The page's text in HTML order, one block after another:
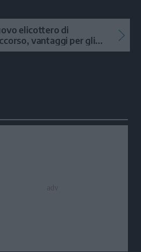
elicottero di
vantaggi per gli
in alta quota